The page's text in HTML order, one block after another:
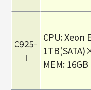
C925-
I
CPU: Xeon
MEM: 16GB